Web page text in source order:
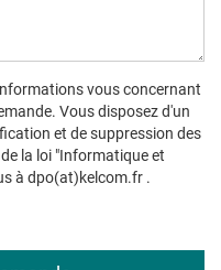
vous concernant
Vous disposez d'un
et de suppression des
la loi "Informatique et
à dpo(at)kelcom.fr .